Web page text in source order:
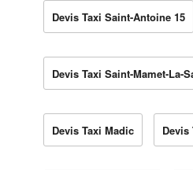
Devis Taxi Saint-Antoine 15
Devis Taxi Saint-Mamet-La-
Devis Taxi Madic Devis